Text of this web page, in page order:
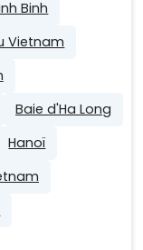
Binh
Vietnam
Baie d'Ha Long
Hanoï